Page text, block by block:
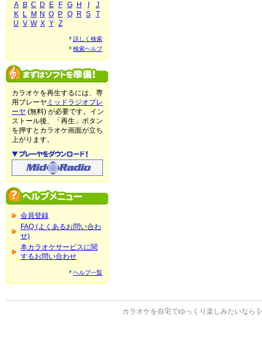
A
B C D E F G H
J
K
L M N O P Q R S
T
U V W X Y Z
詳しく検索
検索ヘルプ
カラオケを再生するには、専
用プレーヤ ミッドラジオプレ
ーヤ (無料) が必要です。イン
ストール後、「再生」ボタン
を押すとカラオケ画面が立ち
上がります。
会員登録
FAQ (よくあるお問い合わ
せ)
本カラオケサービスに関
するお問い合わせ
ヘルプ一覧
カラオケを自宅でゆっくり楽しみたいなら [